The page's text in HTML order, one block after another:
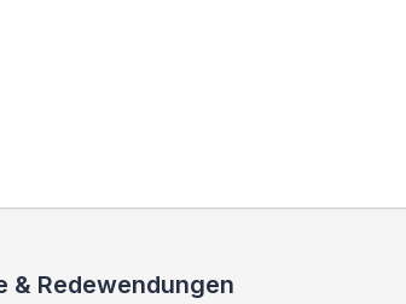
& Redewendungen